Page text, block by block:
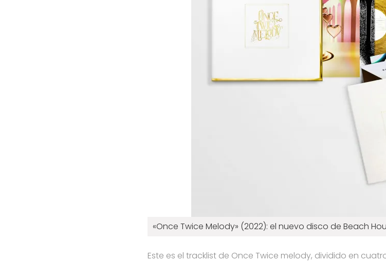
«Once Twice Melody» (2022): el nuevo disco de Beach
Este es el tracklist de Once Twice melody, dividido en